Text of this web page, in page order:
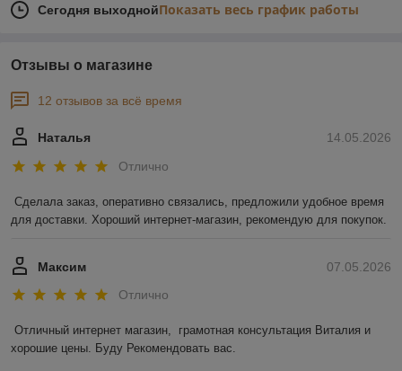
Сегодня выходнойПоказать весь график работы
Отзывы о магазине
12 отзывов за всё время
14.05.2026
Наталья
Отлично
Сделала заказ, оперативно связались, предложили удобное время
для доставки. Хороший интернет-магазин, рекомендую для покупок.
07.05.2026
Максим
Отлично
Отличный интернет магазин,  грамотная консультация Виталия и
хорошие цены. Буду Рекомендовать вас.